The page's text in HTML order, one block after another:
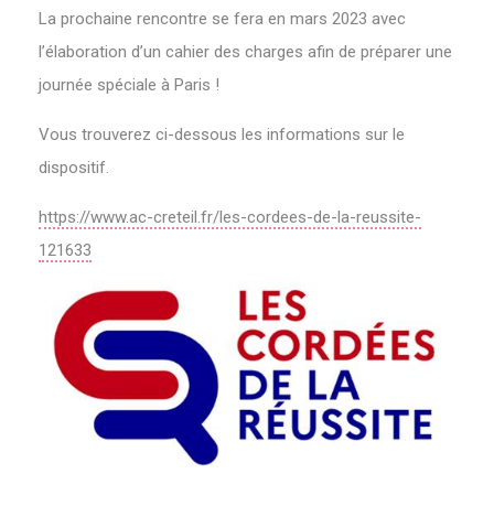
La prochaine rencontre se fera en mars 2023 avec
l’élaboration d’un cahier des charges afin de préparer une
journée spéciale à Paris !
Vous trouverez ci-dessous les informations sur le
dispositif.
https://www.ac-creteil.fr/les-cordees-de-la-reussite-
121633